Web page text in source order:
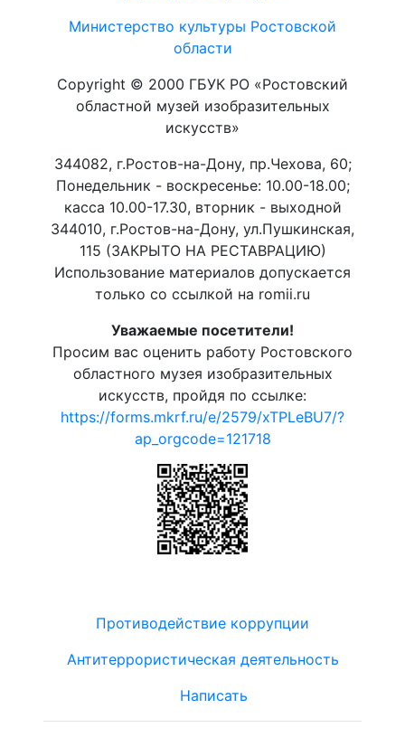
Министерство культуры Ростовской
области
Copyright © 2000 ГБУК РО «Ростовский
областной музей изобразительных
искусств»
344082, г.Ростов-на-Дону, пр.Чехова, 60;
Понедельник - воскресенье: 10.00-18.00;
касса 10.00-17.30, вторник - выходной
344010, г.Ростов-на-Дону, ул.Пушкинская,
115 (ЗАКРЫТО НА РЕСТАВРАЦИЮ)
Использование материалов допускается
только со ссылкой на romii.ru
Уважаемые посетители!
Просим вас оценить работу Ростовского
областного музея изобразительных
искусств, пройдя по ссылке:
https://forms.mkrf.ru/e/2579/xTPLeBU7/?
ap_orgcode=121718
Противодействие коррупции
Антитеррористическая деятельность
Написать